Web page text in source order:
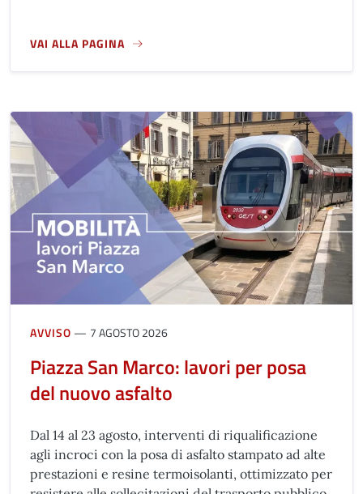
VAI ALLA PAGINA
A PROPOSITO DI 11 AGOSTO, LE CELEBRAZIONI PER L'82°
AVVISO 7 AGOSTO 2026
Piazza San Marco: lavori per posa
del nuovo asfalto
Dal 14 al 23 agosto, interventi di riqualificazione
agli incroci con la posa di asfalto stampato ad alte
prestazioni e resine termoisolanti, ottimizzato per